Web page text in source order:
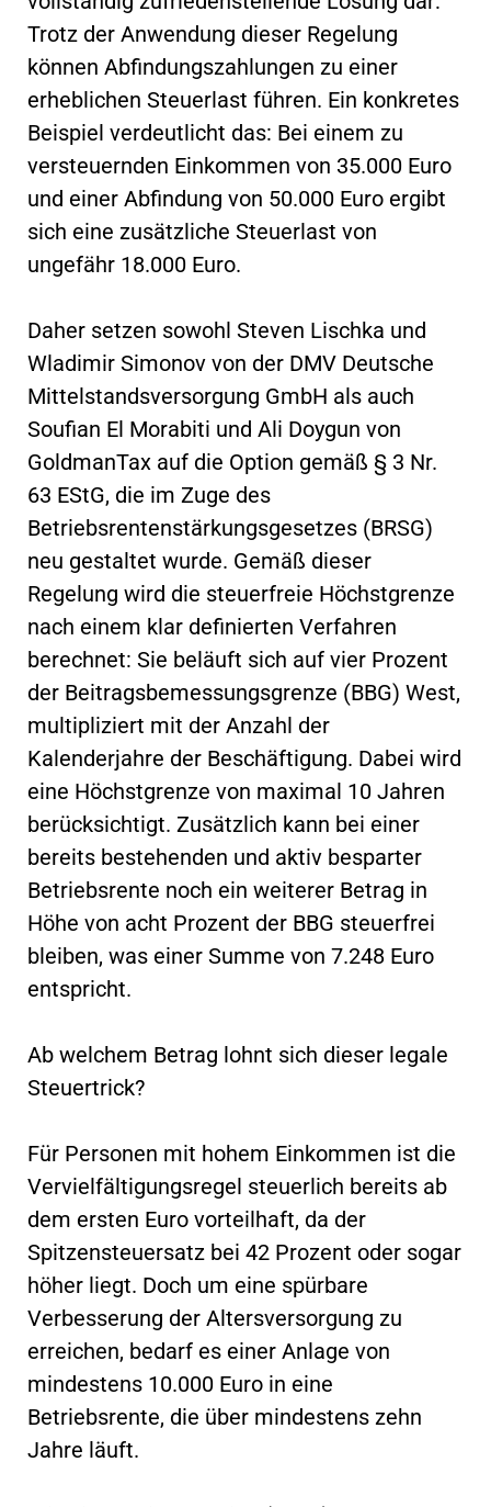
Trotz der Anwendung dieser Regelung
können Abfindungszahlungen zu einer
erheblichen Steuerlast führen. Ein konkretes
Beispiel verdeutlicht das: Bei einem zu
versteuernden Einkommen von 35.000 Euro
und einer Abfindung von 50.000 Euro ergibt
sich eine zusätzliche Steuerlast von
ungefähr 18.000 Euro.
Daher setzen sowohl Steven Lischka und
Wladimir Simonov von der DMV Deutsche
Mittelstandsversorgung GmbH als auch
Soufian El Morabiti und Ali Doygun von
GoldmanTax auf die Option gemäß § 3 Nr.
63 EStG, die im Zuge des
Betriebsrentenstärkungsgesetzes (BRSG)
neu gestaltet wurde. Gemäß dieser
Regelung wird die steuerfreie Höchstgrenze
nach einem klar definierten Verfahren
berechnet: Sie beläuft sich auf vier Prozent
der Beitragsbemessungsgrenze (BBG) West,
multipliziert mit der Anzahl der
Kalenderjahre der Beschäftigung. Dabei wird
eine Höchstgrenze von maximal 10 Jahren
berücksichtigt. Zusätzlich kann bei einer
bereits bestehenden und aktiv besparter
Betriebsrente noch ein weiterer Betrag in
Höhe von acht Prozent der BBG steuerfrei
bleiben, was einer Summe von 7.248 Euro
entspricht.
Ab welchem Betrag lohnt sich dieser legale
Steuertrick?
Für Personen mit hohem Einkommen ist die
Vervielfältigungsregel steuerlich bereits ab
dem ersten Euro vorteilhaft, da der
Spitzensteuersatz bei 42 Prozent oder sogar
höher liegt. Doch um eine spürbare
Verbesserung der Altersversorgung zu
erreichen, bedarf es einer Anlage von
mindestens 10.000 Euro in eine
Betriebsrente, die über mindestens zehn
Jahre läuft.